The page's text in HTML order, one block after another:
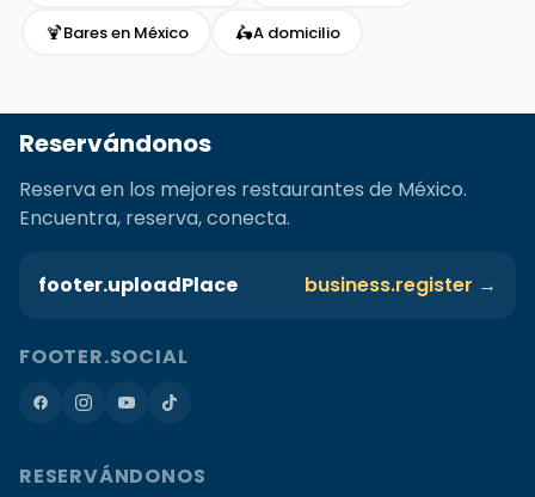
🍹Bares en México 🛵A domicilio
Reservándonos
Reserva en los mejores restaurantes de México.
Encuentra, reserva, conecta.
footer.uploadPlace business.register →
FOOTER.SOCIAL
RESERVÁNDONOS